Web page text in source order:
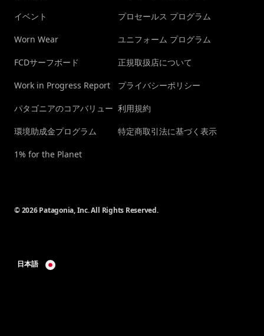
イベント
Worn Wear
FCDサーフボード
Work in Progress Report
パタゴニアのコアバリュー
環境助成金プログラム
1% for the Planet
プロセールス プログラム
ユニフォーム プログラム
正規取扱店について
プライバシーポリシー
利用規約
特定商取引法に基づく表示
© 2026 Patagonia, Inc. All Rights Reserved.
日本語